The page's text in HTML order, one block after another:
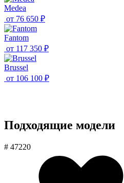
Medea
от 76 650 ₽
Fantom
от 117 350 ₽
Brussel
от 106 100 ₽
Подходящие модели
# 47220